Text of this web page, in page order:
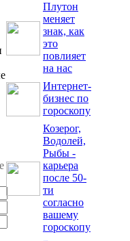
Плутон
меняет
знак, как
это
повлияет
на нас
Интернет-
бизнес по
гороскопу
Козерог,
Водолей,
Рыбы -
карьера
после 50-
ти
согласно
вашему
гороскопу